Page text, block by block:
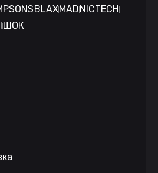
BLAXMAD NICTECH
ШОК